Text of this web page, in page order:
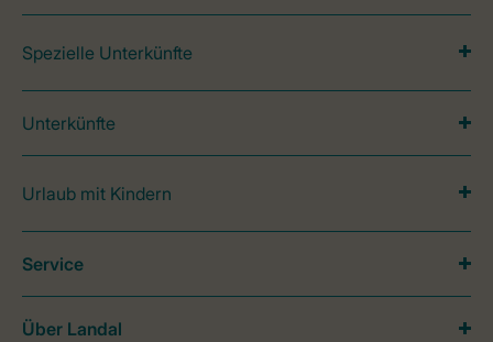
Spezielle Unterkünfte
Unterkünfte
Urlaub mit Kindern
Service
Über Landal